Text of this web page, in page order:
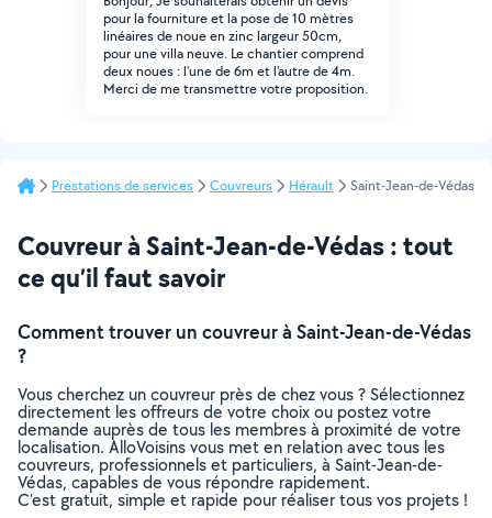
pour la fourniture et la pose de 10 mètres
linéaires de noue en zinc largeur 50cm,
pour une villa neuve. Le chantier comprend
deux noues : l'une de 6m et l'autre de 4m.
Merci de me transmettre votre proposition.
Prestations de services Couvreurs Hérault Saint-Jean-de-Védas
Couvreur à Saint-Jean-de-Védas : tout
ce qu’il faut savoir
Comment trouver un couvreur à Saint-Jean-de-Védas
?
Vous cherchez un couvreur près de chez vous ? Sélectionnez
directement les offreurs de votre choix ou postez votre
demande auprès de tous les membres à proximité de votre
localisation. AlloVoisins vous met en relation avec tous les
couvreurs, professionnels et particuliers, à Saint-Jean-de-
Védas, capables de vous répondre rapidement.
C’est gratuit, simple et rapide pour réaliser tous vos projets !